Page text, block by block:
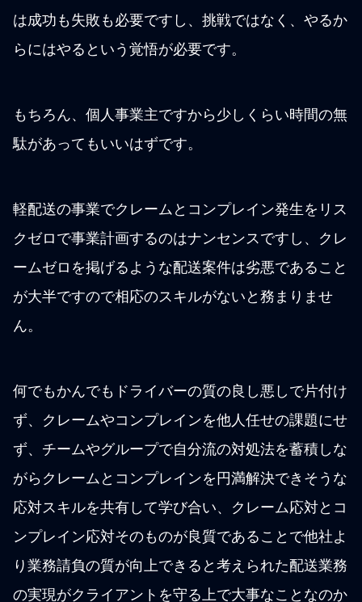
は成功も失敗も必要ですし、挑戦ではなく、やるか
らにはやるという覚悟が必要です。
もちろん、個人事業主ですから少しくらい時間の無
駄があってもいいはずです。
軽配送の事業でクレームとコンプレイン発生をリス
クゼロで事業計画するのはナンセンスですし、クレ
ームゼロを掲げるような配送案件は劣悪であること
が大半ですので相応のスキルがないと務まりませ
ん。
何でもかんでもドライバーの質の良し悪しで片付け
ず、クレームやコンプレインを他人任せの課題にせ
ず、チームやグループで自分流の対処法を蓄積しな
がらクレームとコンプレインを円満解決できそうな
応対スキルを共有して学び合い、クレーム応対とコ
ンプレイン応対そのものが良質であることで他社よ
り業務請負の質が向上できると考えられた配送業務
の実現がクライアントを守る上で大事なことなのか